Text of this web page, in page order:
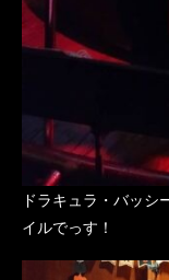
ドラキュラ・バッ
イルでっす！